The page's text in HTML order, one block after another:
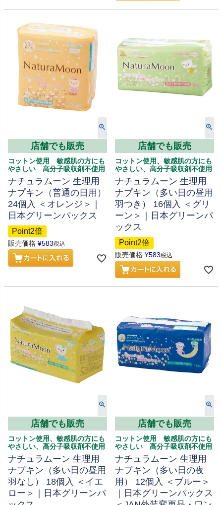
店舗でも販売
コットン使用 敏感肌の方にも
やさしい 高分子吸収剤不使用
ナチュラムーン 生理用
ナプキン（普通の日用）
24個入 ＜オレンジ＞｜
日本グリーンパックス
Point2倍
販売価格 ¥583税込
店舗でも販売
コットン使用、敏感肌の方にも
やさしい、高分子吸収剤不使用
ナチュラムーン 生理用
ナプキン（多い日の昼用
羽つき） 16個入 ＜グリ
ーン＞｜日本グリーンパ
ックス
Point2倍
販売価格 ¥583税込
店舗でも販売
コットン使用、敏感肌の方にも
やさしい、高分子吸収剤不使用
ナチュラムーン 生理用
ナプキン（多い日の昼用
羽なし） 18個入 ＜イエ
ロー＞｜日本グリーンパ
店舗でも販売
コットン使用 敏感肌の方にも
やさしい 高分子吸収剤不使用
ナチュラムーン 生理用
ナプキン（多い日の夜
用） 12個入 ＜ブルー＞
｜日本グリーンパックス